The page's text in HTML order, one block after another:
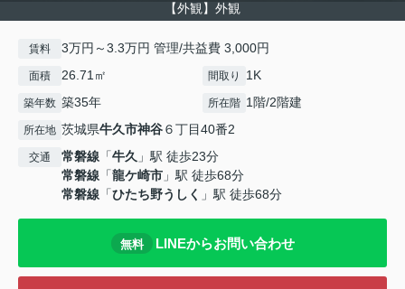
【外観】外観
賃料 3万円～3.3万円 管理/共益費 3,000円
面積 26.71㎡ 間取り 1K
築年数 築35年 所在階 1階/2階建
所在地 茨城県牛久市神谷６丁目40番2
交通 常磐線 「牛久 」駅 徒歩23分
常磐線 「龍ケ崎市 」駅 徒歩68分
常磐線 「ひたち野うしく 」駅 徒歩68分
無料 LINEからお問い合わせ